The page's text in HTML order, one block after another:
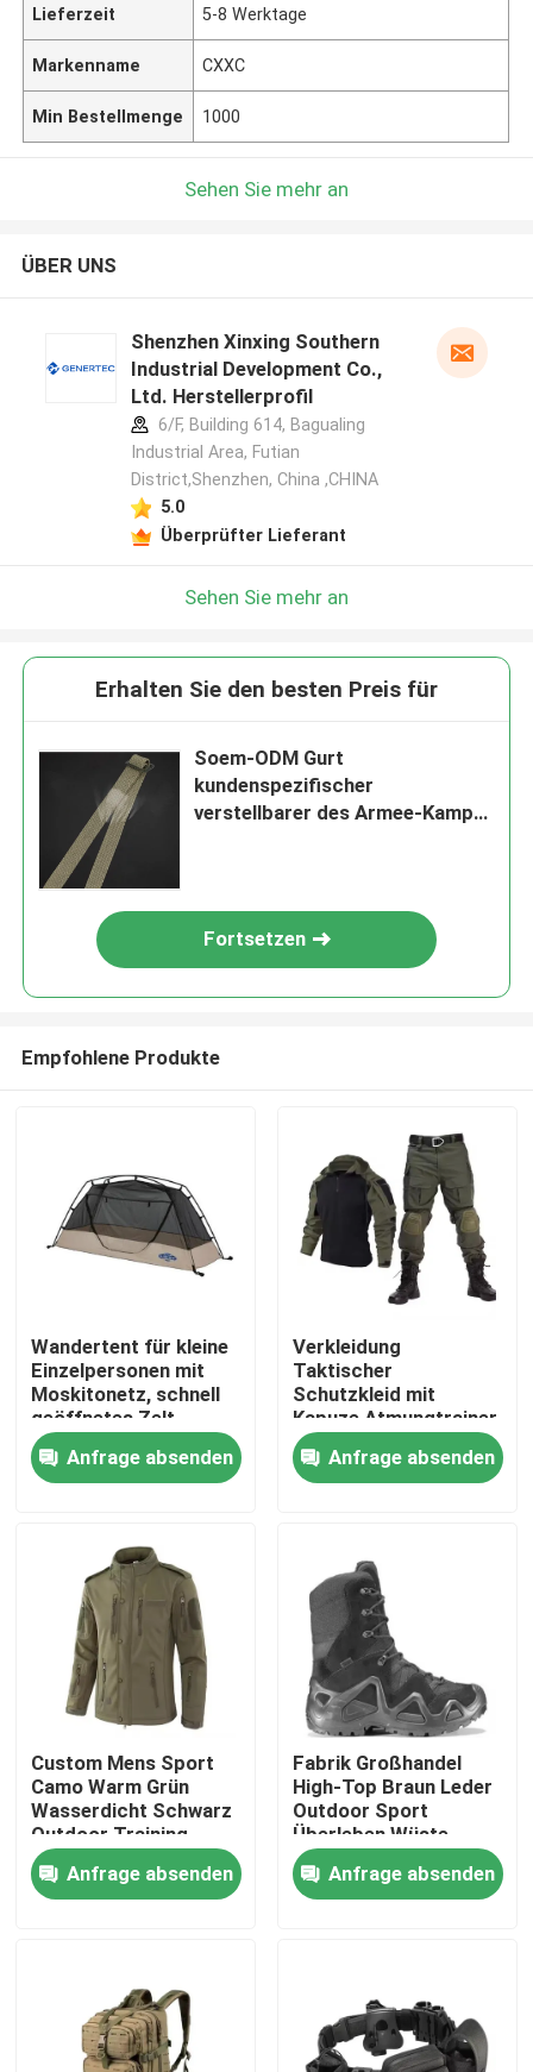
Zu Hause
Produkte
Über uns
Werksbesichtigung
Qualitätskontrolle
Neuigkeiten
Militärische taktische Abnutzung
Militärische taktische kugelsichere Weste
Lieferzeit 5-8 Werktage
Markenname CXXC
Min Bestellmenge 1000
Sehen Sie mehr an
ÜBER UNS
Shenzhen Xinxing Southern
Industrial Development Co.,
Ltd. Herstellerprofil
6/F, Building 614, Bagualing
Industrial Area, Futian
District,Shenzhen, China ,CHINA
5.0
Überprüfter Lieferant
Sehen Sie mehr an
Erhalten Sie den besten Preis für
Soem-ODM Gurt
kundenspezifischer
verstellbarer des Armee-Kampf-
Fortsetzen
Empfohlene Produkte
Wandertent für kleine
Einzelpersonen mit
Moskitonetz, schnell
geöffnetes Zelt
Anfrage absenden
Verkleidung
Taktischer
Schutzkleid mit
Kapuze Atmungtrainer
Froschhemd und
HosenAnfrage absenden
Custom Mens Sport
Camo Warm Grün
Wasserdicht Schwarz
Outdoor Training
Softshell Polar Fleece
Marine Winter
Taktische Jacken
Anfrage absenden
Fabrik Großhandel
High-Top Braun Leder
Outdoor Sport
Überleben Wüste
Sicherheit Taktische
Kampfschuhe
Anfrage absenden